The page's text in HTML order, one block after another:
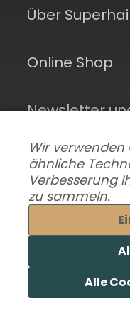
Über
Online Shop
Newsletter
©
Wir
ähnliche
Verbesserung
zu sammeln.
Alle